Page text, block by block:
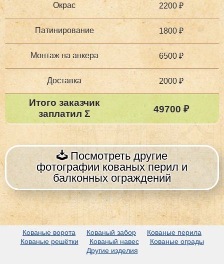
Окрас 2200 ₽
Патинирование 1800 ₽
Монтаж на анкера 6500 ₽
Доставка 2000 ₽
Итого заказчик
заплатил Σ
49700 ₽
Посмотреть другие
фотографии кованых перил и
балконных ограждений
Кованые ворота Кованый забор
Кованые перила
Кованые решётки
Кованый навес
Кованые ограды
Другие изделия